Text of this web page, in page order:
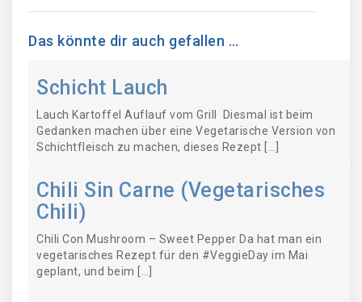
Das könnte dir auch gefallen …
Schicht Lauch
Lauch Kartoffel Auflauf vom Grill Diesmal ist beim
Gedanken machen über eine Vegetarische Version von
Schichtfleisch zu machen, dieses Rezept […]
Chili Sin Carne (Vegetarisches
Chili)
Chili Con Mushroom – Sweet Pepper Da hat man ein
vegetarisches Rezept für den #VeggieDay im Mai
geplant, und beim […]